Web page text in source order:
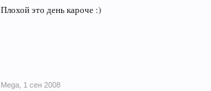
Плохой это день кароче :)
Mega 1 сен 2008